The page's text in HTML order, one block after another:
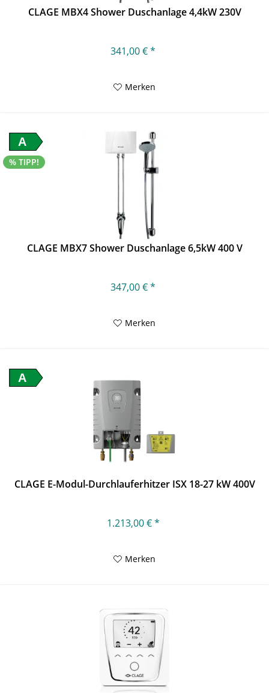
CLAGE MBX4 Shower Duschanlage 4,4kW 230V
341,00 € *
Merken
A
% TIPP!
CLAGE MBX7 Shower Duschanlage 6,5kW 400 V
347,00 € *
Merken
A
CLAGE E-Modul-Durchlauferhitzer ISX 18-27 kW 400V
1.213,00 € *
Merken